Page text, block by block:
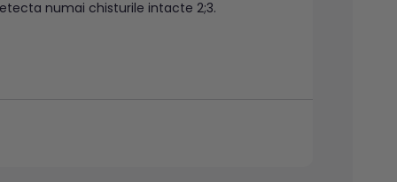
numai chisturile intacte 2;3.
administrarea de laxative;
medicamente: bismut, Metamucil,